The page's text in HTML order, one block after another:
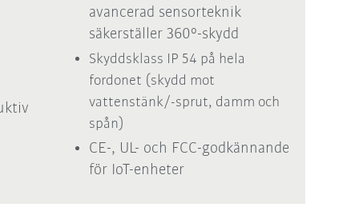
avancerad sensorteknik
säkerställer 360°-skydd
Skyddsklass IP 54 på hela
fordonet (skydd mot
vattenstänk/-sprut, damm och
spån)
CE-, UL- och FCC-godkännande
för IoT-enheter